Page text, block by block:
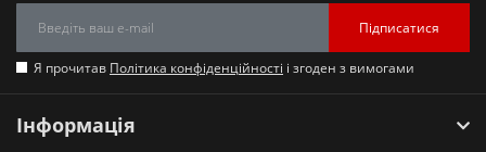
Підписатися
Я прочитав Політика конфіденційності і згоден з вимогами
Інформація